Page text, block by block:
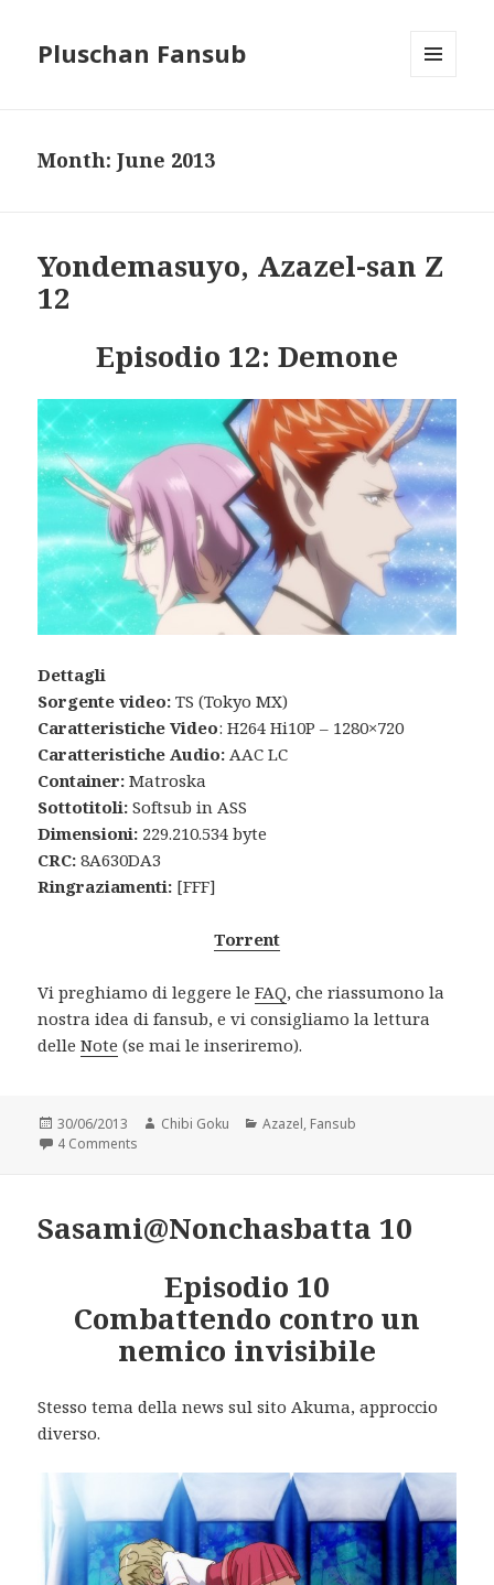
Pluschan Fansub
Month:June 2013
Yondemasuyo, Azazel-san Z
12
Episodio 12: Demone
Dettagli
Sorgente video:TS (Tokyo MX)
Caratteristiche Video: H264 Hi10P – 1280×720
Caratteristiche Audio: AAC LC
Container: Matroska
Sottotitoli: Softsub in ASS
Dimensioni: 229.210.534 byte
CRC: 8A630DA3
Ringraziamenti: [FFF]
Torrent
Vi preghiamo di leggere leFAQ, che riassumono la
nostra idea di fansub, e vi consigliamo la lettura
delleNote (se mai le inseriremo).
Posted
on
30/06/2013 Author
Chibi Goku Categories
Azazel, Fansub
4 Comments
Sasami@Nonchasbatta 10
Episodio 10
Combattendo contro un
nemico invisibile
Stesso tema della news sul sito Akuma, approccio
diverso.